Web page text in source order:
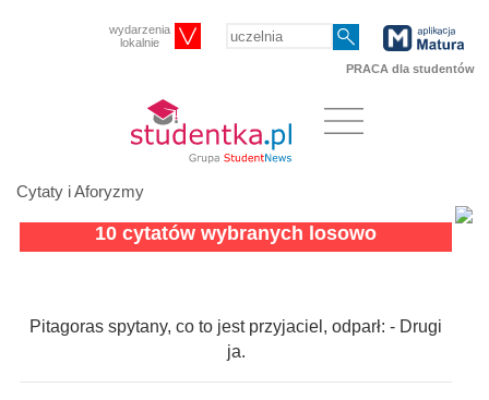
wydarzenia
lokalnie
PRACA dla studentów
Cytaty i Aforyzmy
10 cytatów wybranych losowo
Pitagoras spytany, co to jest przyjaciel, odparł: - Drugi
ja.